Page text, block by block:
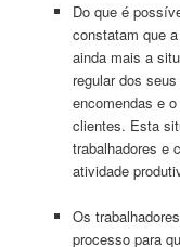
Do que é
constatam que
ainda mais a
regular dos
encomendas e
clientes. Esta
trabalhadores e
atividade
Os
processo para